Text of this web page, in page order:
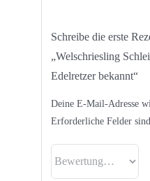
Schreibe die erste
„Welschriesling
Edelretzer bekannt“
Deine E-Mail-Adresse
Erforderliche Felder